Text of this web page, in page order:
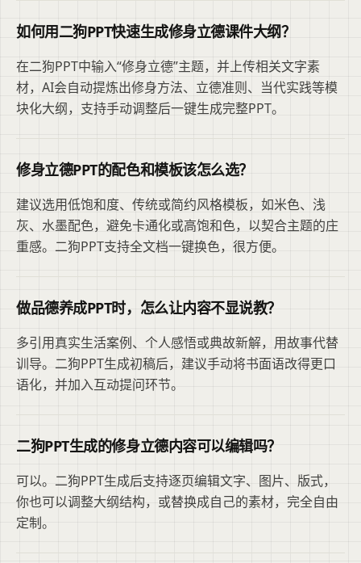
如何用二狗PPT快速生成修身立德课件大纲？
在二狗PPT中输入“修身立德”主题，并上传相关文字素
材，AI会自动提炼出修身方法、立德准则、当代实践等模
块化大纲，支持手动调整后一键生成完整PPT。
修身立德PPT的配色和模板该怎么选？
建议选用低饱和度、传统或简约风格模板，如米色、浅
灰、水墨配色，避免卡通化或高饱和色，以契合主题的庄
重感。二狗PPT支持全文档一键换色，很方便。
做品德养成PPT时，怎么让内容不显说教？
多引用真实生活案例、个人感悟或典故新解，用故事代替
训导。二狗PPT生成初稿后，建议手动将书面语改得更口
语化，并加入互动提问环节。
二狗PPT生成的修身立德内容可以编辑吗？
可以。二狗PPT生成后支持逐页编辑文字、图片、版式，
你也可以调整大纲结构，或替换成自己的素材，完全自由
定制。